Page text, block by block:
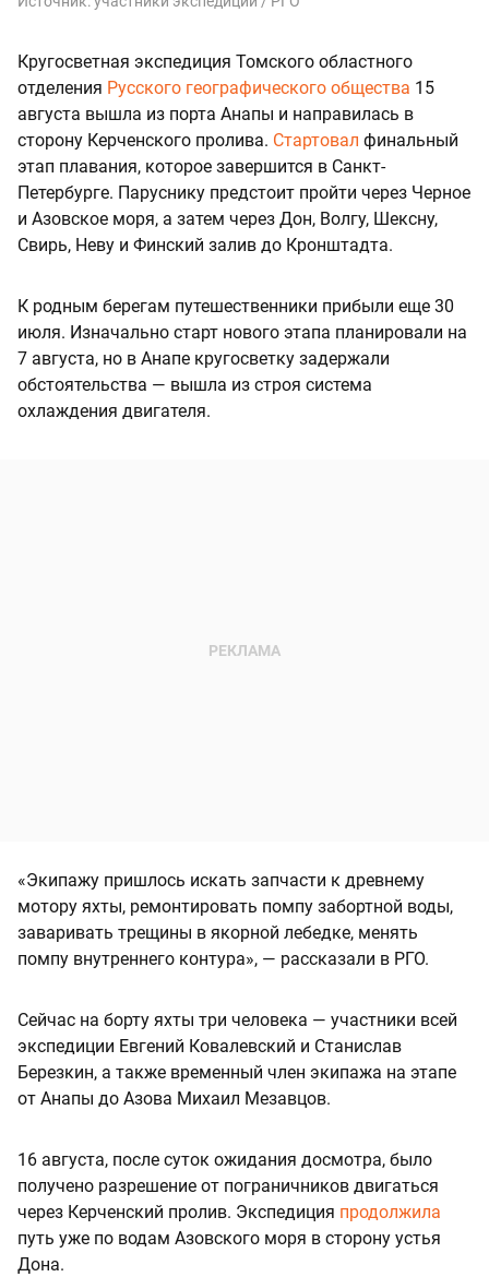
Кругосветная экспедиция Томского областного
отделения Русского географического общества 15
августа вышла из порта Анапы и направилась в
сторону Керченского пролива. Стартовал финальный
этап плавания, которое завершится в Санкт-
Петербурге. Паруснику предстоит пройти через Черное
и Азовское моря, а затем через Дон, Волгу, Шексну,
Свирь, Неву и Финский залив до Кронштадта.
К родным берегам путешественники прибыли еще 30
июля. Изначально старт нового этапа планировали на
7 августа, но в Анапе кругосветку задержали
обстоятельства — вышла из строя система
охлаждения двигателя.
«Экипажу пришлось искать запчасти к древнему
мотору яхты, ремонтировать помпу забортной воды,
заваривать трещины в якорной лебедке, менять
помпу внутреннего контура», — рассказали в РГО.
Сейчас на борту яхты три человека — участники всей
экспедиции Евгений Ковалевский и Станислав
Березкин, а также временный член экипажа на этапе
от Анапы до Азова Михаил Мезавцов.
16 августа, после суток ожидания досмотра, было
получено разрешение от пограничников двигаться
через Керченский пролив. Экспедиция продолжила
путь уже по водам Азовского моря в сторону устья
Дона.